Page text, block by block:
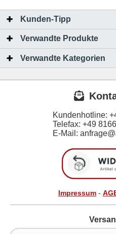
Kunden-Tipp
Verwandte Produkte
Verwandte Kategorien
Kundenhotline:
Telefax: +49
E-Mail:
Impressum -